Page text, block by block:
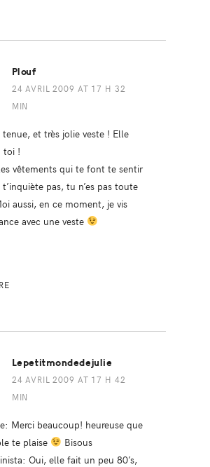
Plouf
24 AVRIL 2009 AT 17 H 32
MIN
tenue, et très jolie veste ! Elle
toi !
vêtements qui te font te sentir
pas, tu n’es pas toute
aussi, en ce moment, je vis
avec une veste
Lepetitmondedejulie
24 AVRIL 2009 AT 17 H 42
MIN
Merci beaucoup! heureuse que
te plaise
Bisous
Oui, elle fait un peu 80’s,